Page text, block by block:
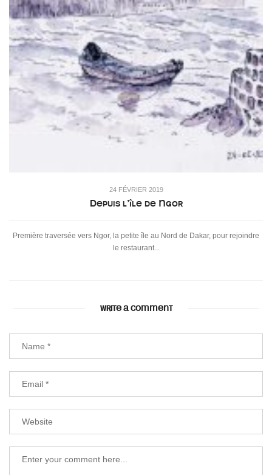
24 FÉVRIER 2019
Depuis l’île de Ngor
Première traversée vers Ngor, la petite île au Nord de Dakar, pour rejoindre
le restaurant...
WRITE A COMMENT